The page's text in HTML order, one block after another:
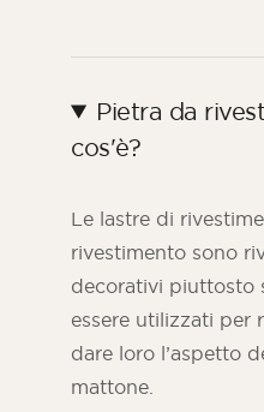
Pietra da
cos'è?
Le lastre di
rivestimento sono
decorativi piuttosto
essere utilizzati per
dare loro l’aspetto
mattone.